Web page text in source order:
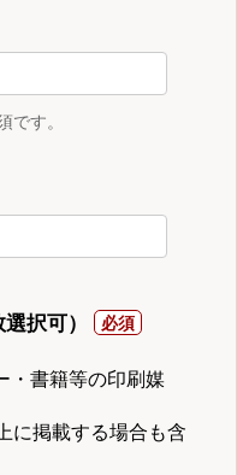
です。
択可）
・書籍等の印刷媒
に掲載する場合も含